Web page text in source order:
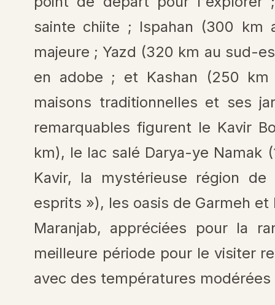
sainte chiite ; Ispahan (300 km
majeure ; Yazd (320 km au sud-
en adobe ; et Kashan (250
maisons traditionnelles et ses
remarquables figurent le Kavir
km), le lac salé Darya-ye Namak
Kavir, la mystérieuse région
esprits »), les oasis de Garmeh
Maranjab, appréciées pour la
meilleure période pour le visiter
avec des températures modérées